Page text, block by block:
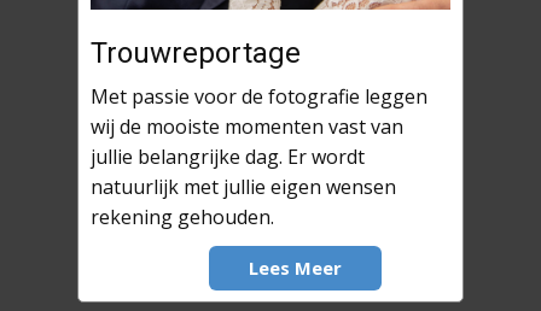
Trouwreportage
Met passie voor de fotografie leggen
wij de mooiste momenten vast van
jullie belangrijke dag. Er wordt
natuurlijk met jullie eigen wensen
rekening gehouden.
Lees Meer